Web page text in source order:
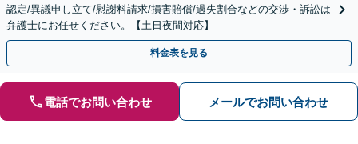
認定/異議申し立て/慰謝料請求/損害賠償/過失割合などの交渉・訴訟は
弁護士にお任せください。【土日夜間対応】
料金表を見る
電話でお問い合わせ メールでお問い合わせ